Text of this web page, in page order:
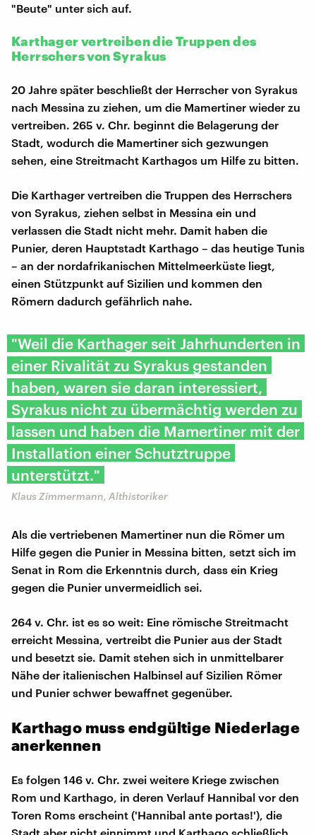
"Beute" unter sich auf.
Karthager vertreiben die Truppen des
Herrschers von Syrakus
20 Jahre später beschließt der Herrscher von Syrakus
nach Messina zu ziehen, um die Mamertiner wieder zu
vertreiben. 265 v. Chr. beginnt die Belagerung der
Stadt, wodurch die Mamertiner sich gezwungen
sehen, eine Streitmacht Karthagos um Hilfe zu bitten.
Die Karthager vertreiben die Truppen des Herrschers
von Syrakus, ziehen selbst in Messina ein und
verlassen die Stadt nicht mehr. Damit haben die
Punier, deren Hauptstadt Karthago – das heutige Tunis
– an der nordafrikanischen Mittelmeerküste liegt,
einen Stützpunkt auf Sizilien und kommen den
Römern dadurch gefährlich nahe.
"Weil die Karthager seit Jahrhunderten in
einer Rivalität zu Syrakus gestanden
haben, waren sie daran interessiert,
Syrakus nicht zu übermächtig werden zu
lassen und haben die Mamertiner mit der
Installation einer Schutztruppe
unterstützt."
Klaus Zimmermann, Althistoriker
Als die vertriebenen Mamertiner nun die Römer um
Hilfe gegen die Punier in Messina bitten, setzt sich im
Senat in Rom die Erkenntnis durch, dass ein Krieg
gegen die Punier unvermeidlich sei.
264 v. Chr. ist es so weit: Eine römische Streitmacht
erreicht Messina, vertreibt die Punier aus der Stadt
und besetzt sie. Damit stehen sich in unmittelbarer
Nähe der italienischen Halbinsel auf Sizilien Römer
und Punier schwer bewaffnet gegenüber.
Karthago muss endgültige Niederlage
anerkennen
Es folgen 146 v. Chr. zwei weitere Kriege zwischen
Rom und Karthago, in deren Verlauf Hannibal vor den
Toren Roms erscheint ('Hannibal ante portas!'), die